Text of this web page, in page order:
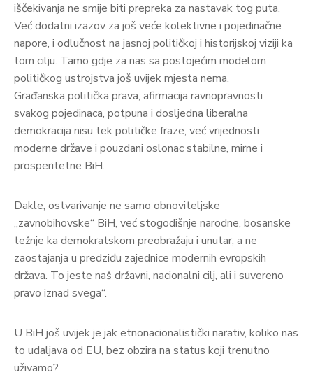
iščekivanja ne smije biti prepreka za nastavak tog puta.
Već dodatni izazov za još veće kolektivne i pojedinačne
napore, i odlučnost na jasnoj političkoj i historijskoj viziji ka
tom cilju. Tamo gdje za nas sa postojećim modelom
političkog ustrojstva još uvijek mjesta nema.
Građanska politička prava, afirmacija ravnopravnosti
svakog pojedinaca, potpuna i dosljedna liberalna
demokracija nisu tek političke fraze, već vrijednosti
moderne države i pouzdani oslonac stabilne, mirne i
prosperitetne BiH.
Dakle, ostvarivanje ne samo obnoviteljske
„zavnobihovske“ BiH, već stogodišnje narodne, bosanske
težnje ka demokratskom preobražaju i unutar, a ne
zaostajanja u predziđu zajednice modernih evropskih
država. To jeste naš državni, nacionalni cilj, ali i suvereno
pravo iznad svega“.
U BiH još uvijek je jak etnonacionalistički narativ, koliko nas
to udaljava od EU, bez obzira na status koji trenutno
uživamo?